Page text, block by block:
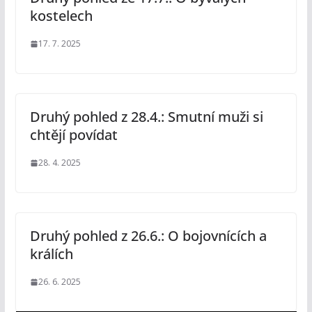
kostelech
17. 7. 2025
Druhý pohled z 28.4.: Smutní muži si
chtějí povídat
28. 4. 2025
Druhý pohled z 26.6.: O bojovnících a
králích
26. 6. 2025